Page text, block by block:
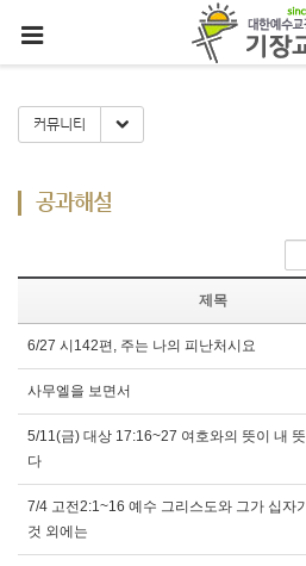
커뮤니티 Toggle Dropdown
공과해설
제목
6/27 시142편, 주는 나의 피난처시요
사무엘을 보면서
5/11(금) 대상 17:16~27 여호와의 뜻이 내
다
7/4 고전2:1~16 예수 그리스도와 그가 십자
것 외에는